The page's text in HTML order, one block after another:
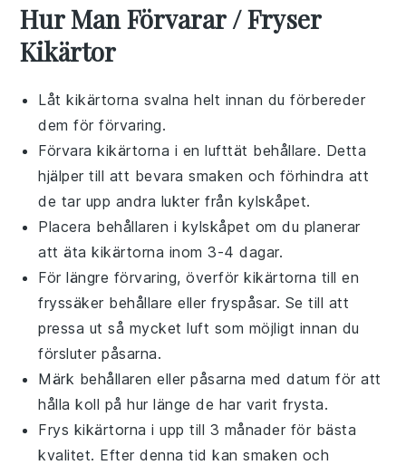
Hur Man Förvarar / Fryser
Kikärtor
Låtkikärtorna svalna helt innan du förbereder
dem för förvaring.
Förvarakikärtorna i en lufttät behållare. Detta
hjälper till att bevara smaken och förhindra att
de tar upp andra lukter från kylskåpet.
Placera behållaren i kylskåpet om du planerar
att ätakikärtorna inom 3-4 dagar.
För längre förvaring, överförkikärtorna till en
fryssäker behållare eller fryspåsar. Se till att
pressa ut så mycket luft som möjligt innan du
försluter påsarna.
Märk behållaren eller påsarna med datum för att
hålla koll på hur länge de har varit frysta.
Frys kikärtorna i upp till 3 månader för bästa
kvalitet. Efter denna tid kan smaken och